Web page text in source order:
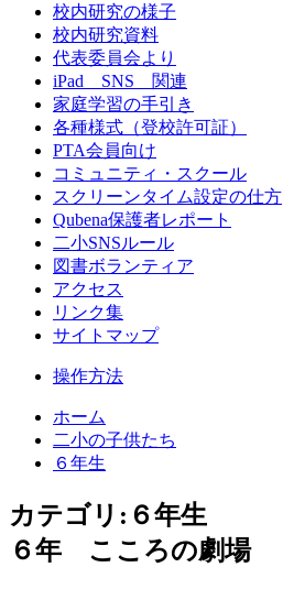
校内研究の様子
校内研究資料
代表委員会より
iPad SNS 関連
家庭学習の手引き
各種様式（登校許可証）
PTA会員向け
コミュニティ・スクール
スクリーンタイム設定の仕方
Qubena保護者レポート
二小SNSルール
図書ボランティア
アクセス
リンク集
サイトマップ
操作方法
ホーム
二小の子供たち
６年生
カテゴリ:６年生
６年 こころの劇場